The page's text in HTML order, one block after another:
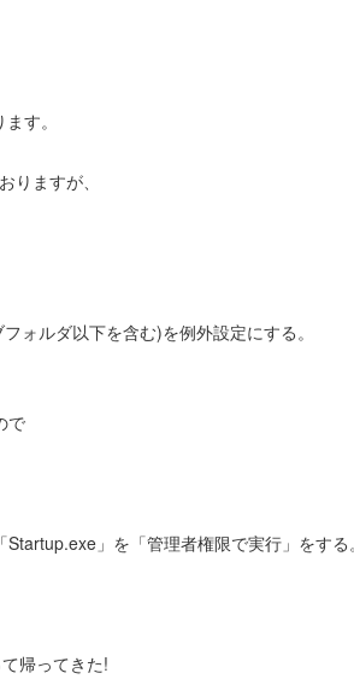
す。
ますが、
ォルダ以下を含む)を例外設定にする。
で
」を「管理者権限で実行」をす
帰ってきた!